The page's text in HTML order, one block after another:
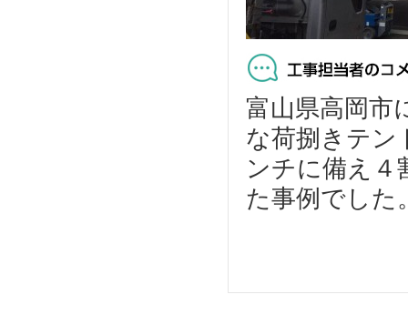
富山県高岡
な荷捌きテン
ンチに備え４
た事例でした